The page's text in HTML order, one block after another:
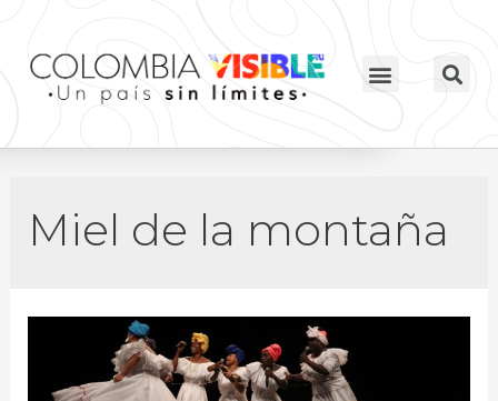
Miel de la montaña